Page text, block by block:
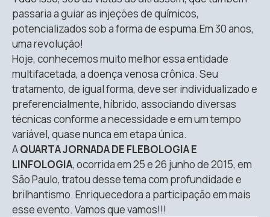
passaria a guiar as injeções de químicos,
potencializados sob a forma de espuma.Em 30 anos,
uma revolução!
Hoje, conhecemos muito melhor essa entidade
multifacetada, a doença venosa crônica. Seu
tratamento, de igual forma, deve ser individualizado e
preferencialmente, híbrido, associando diversas
técnicas conforme a necessidade e em um tempo
variável, quase nunca em etapa única.
AQUARTA JORNADA DE FLEBOLOGIA E
LINFOLOGIA, ocorrida em 25 e 26 junho de 2015, em
São Paulo, tratou desse tema com profundidade e
brilhantismo. Enriquecedora a participação em mais
esse evento. Vamos que vamos!!!